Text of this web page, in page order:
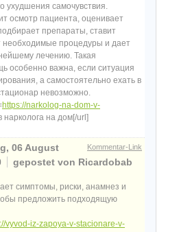
ухудшения самочувствия.
осмотр пациента, оценивает
препараты, ставит
необходимые процедуры и дает
лечению. Такая
особенно важна, если ситуация
а самостоятельно ехать в
невозможно.
https://narkolog-na-dom-v-
нарколога на дом[/url]
Kommentar-Link
06 August
gepostet von Ricardobab
симптомы, риски, анамнез и
предложить подходящую
vyvod-iz-zapoya-v-stacionare-v-